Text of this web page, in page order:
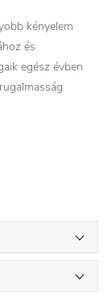
kényelem
és
egész évben